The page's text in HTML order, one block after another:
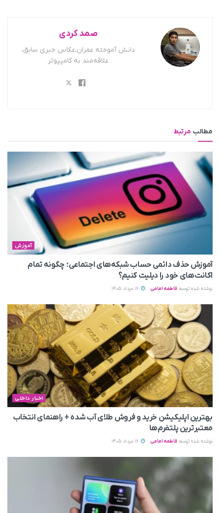
صمد کردی
دانش آموخته عمران،عکاس خبری سابق،
علاقه‌مند به کامپیوتر
مطالب مرتبط
آموزش
آموزش حذف دائمی حساب شبکه‌های اجتماعی؛ چگونه تمام
اکانت‌های خود را دیلیت کنیم؟
نوشته شده توسط فاطمه امامی
اخبار داخلی
بهترین اپلیکیشن خرید و فروش طلای آب شده + راهنمای انتخاب
معتبرترین پلتفرم‌ها
نوشته شده توسط فاطمه امامی